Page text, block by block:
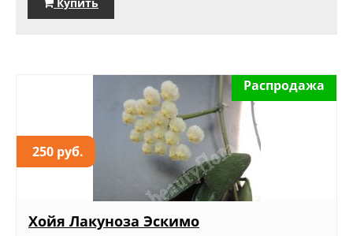
250 руб.
Распродажа
Хойя Лакуноза Эскимо